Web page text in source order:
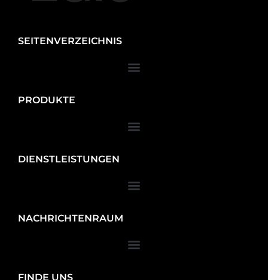
SEITENVERZEICHNIS
PRODUKTE
DIENSTLEISTUNGEN
NACHRICHTENRAUM
FINDE UNS